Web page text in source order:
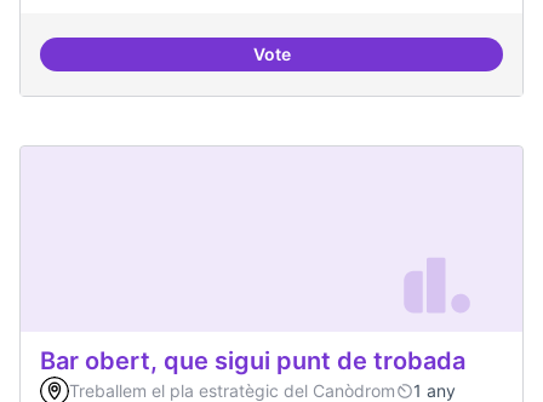
VoteBar obert i dinamitzat
Bar obert, que sigui punt de trobada
Treballem el pla estratègic del Canòdrom
1 any